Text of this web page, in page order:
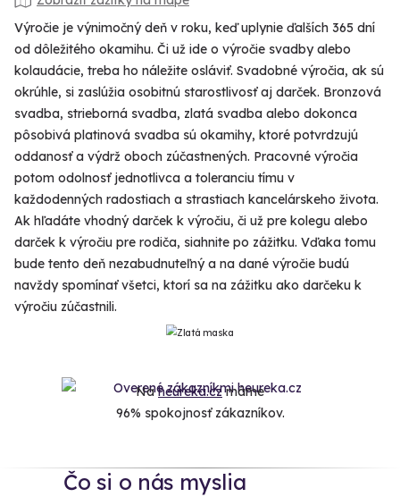
Výročie je výnimočný deň v roku, keď uplynie ďalších 365 dní
od dôležitého okamihu. Či už ide o výročie svadby alebo
kolaudácie, treba ho náležite osláviť. Svadobné výročia, ak sú
okrúhle, si zaslúžia osobitnú starostlivosť aj darček. Bronzová
svadba, strieborná svadba, zlatá svadba alebo dokonca
pôsobivá platinová svadba sú okamihy, ktoré potvrdzujú
oddanosť a výdrž oboch zúčastnených. Pracovné výročia
potom odolnosť jednotlivca a toleranciu tímu v
každodenných radostiach a strastiach kancelárskeho života.
Ak hľadáte vhodný darček k výročiu, či už pre kolegu alebo
darček k výročiu pre rodiča, siahnite po zážitku. Vďaka tomu
bude tento deň nezabudnuteľný a na dané výročie budú
navždy spomínať všetci, ktorí sa na zážitku ako darčeku k
výročiu zúčastnili.
Naheureka.czmáme
96% spokojnosť zákazníkov.
Čo si o nás myslia